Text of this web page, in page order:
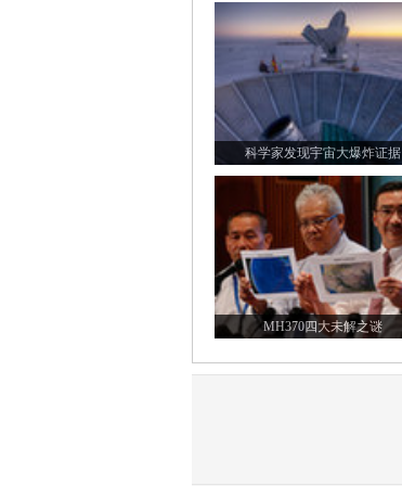
科学家发现宇宙大爆炸证据
MH370四大未解之谜